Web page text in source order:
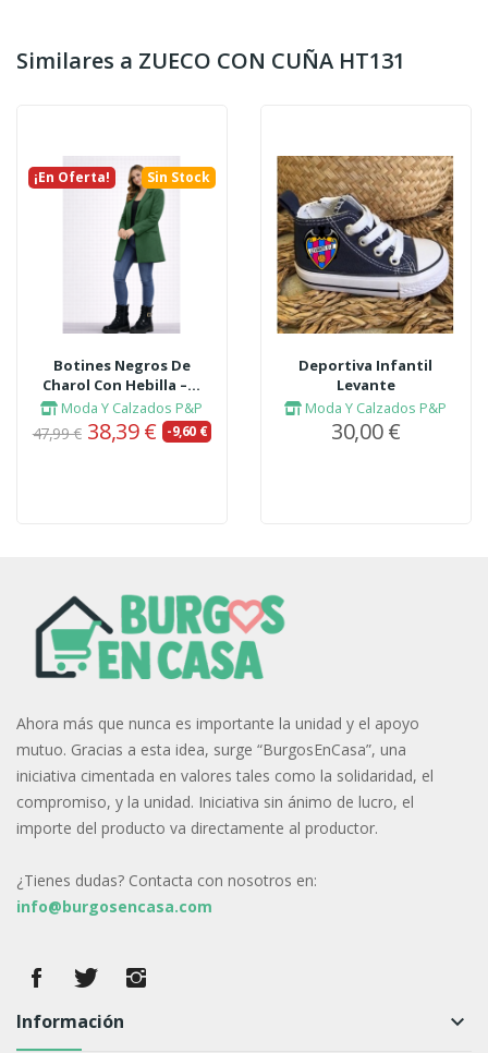
Similares a ZUECO CON CUÑA HT131
¡En Oferta! Sin Stock
Botines Negros De
Charol Con Hebilla –...
Moda Y Calzados P&P
47,99 € 38,39 € -9,60 €
Deportiva Infantil
Levante
Moda Y Calzados P&P
30,00 €
Ahora más que nunca es importante la unidad y el apoyo
mutuo. Gracias a esta idea, surge “BurgosEnCasa”, una
iniciativa cimentada en valores tales como la solidaridad, el
compromiso, y la unidad. Iniciativa sin ánimo de lucro, el
importe del producto va directamente al productor.
¿Tienes dudas? Contacta con nosotros en:
info@burgosencasa.com
Información keyboard_arrow_down